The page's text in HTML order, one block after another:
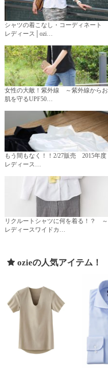
シャツの着こなし・コーディネート
レディース│ozi…
女性の大敵！紫外線 ～紫外線からお
肌を守るUPF50…
もう間もなく！！2/27販売 2015年度
レディース…
リクルートシャツに何を着る！？ ～
レディースワイドカ…
ozieの人気アイテム！